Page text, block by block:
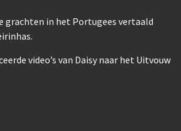
grachten in het Portugees vertaald
video’s van Daisy naar het Uitvouw